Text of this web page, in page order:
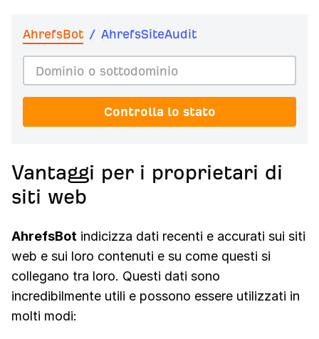
AhrefsBot / AhrefsSiteAudit
Controlla lo stato
Vantaggi per i proprietari di
siti web
AhrefsBot indicizza dati recenti e accurati sui siti
web e sui loro contenuti e su come questi si
collegano tra loro. Questi dati sono
incredibilmente utili e possono essere utilizzati in
molti modi: